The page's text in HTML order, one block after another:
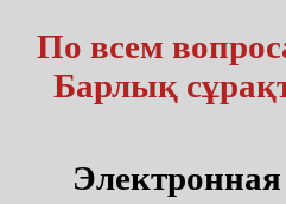
По всем
Барлық